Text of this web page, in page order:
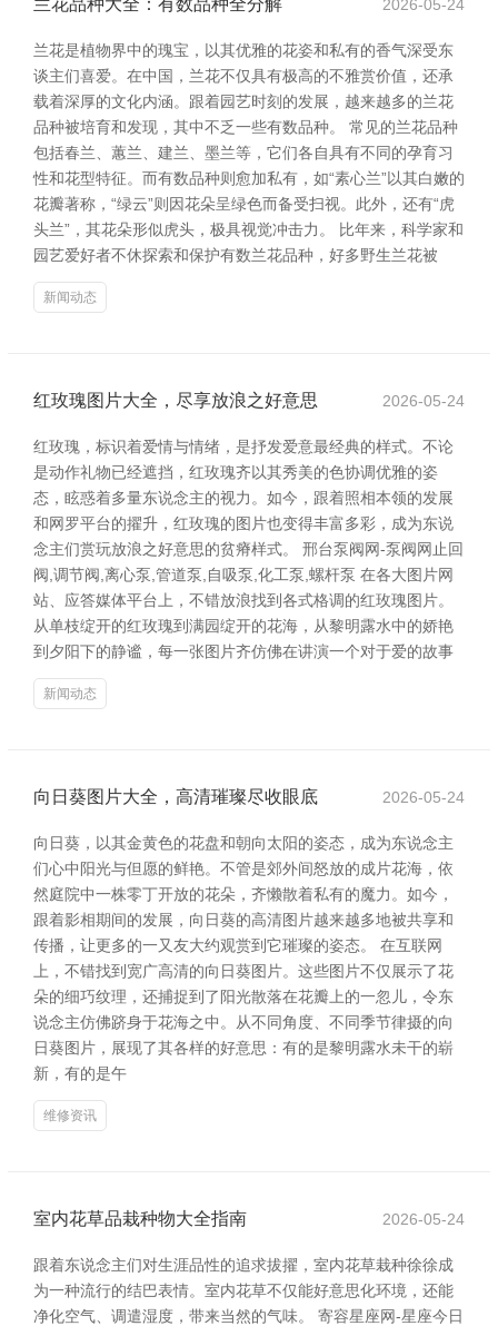
兰花品种大全：有数品种全分解 2026-05-24
兰花是植物界中的瑰宝，以其优雅的花姿和私有的香气深受东
谈主们喜爱。在中国，兰花不仅具有极高的不雅赏价值，还承
载着深厚的文化内涵。跟着园艺时刻的发展，越来越多的兰花
品种被培育和发现，其中不乏一些有数品种。 常见的兰花品种
包括春兰、蕙兰、建兰、墨兰等，它们各自具有不同的孕育习
性和花型特征。而有数品种则愈加私有，如“素心兰”以其白嫩的
花瓣著称，“绿云”则因花朵呈绿色而备受扫视。此外，还有“虎
头兰”，其花朵形似虎头，极具视觉冲击力。 比年来，科学家和
园艺爱好者不休探索和保护有数兰花品种，好多野生兰花被
新闻动态
红玫瑰图片大全，尽享放浪之好意思 2026-05-24
红玫瑰，标识着爱情与情绪，是抒发爱意最经典的样式。不论
是动作礼物已经遮挡，红玫瑰齐以其秀美的色协调优雅的姿
态，眩惑着多量东说念主的视力。如今，跟着照相本领的发展
和网罗平台的擢升，红玫瑰的图片也变得丰富多彩，成为东说
念主们赏玩放浪之好意思的贫瘠样式。 邢台泵阀网-泵阀网止回
阀,调节阀,离心泵,管道泵,自吸泵,化工泵,螺杆泵 在各大图片网
站、应答媒体平台上，不错放浪找到各式格调的红玫瑰图片。
从单枝绽开的红玫瑰到满园绽开的花海，从黎明露水中的娇艳
到夕阳下的静谧，每一张图片齐仿佛在讲演一个对于爱的故事
新闻动态
向日葵图片大全，高清璀璨尽收眼底 2026-05-24
向日葵，以其金黄色的花盘和朝向太阳的姿态，成为东说念主
们心中阳光与但愿的鲜艳。不管是郊外间怒放的成片花海，依
然庭院中一株零丁开放的花朵，齐懒散着私有的魔力。如今，
跟着影相期间的发展，向日葵的高清图片越来越多地被共享和
传播，让更多的一又友大约观赏到它璀璨的姿态。 在互联网
上，不错找到宽广高清的向日葵图片。这些图片不仅展示了花
朵的细巧纹理，还捕捉到了阳光散落在花瓣上的一忽儿，令东
说念主仿佛跻身于花海之中。从不同角度、不同季节律摄的向
日葵图片，展现了其各样的好意思：有的是黎明露水未干的崭
新，有的是午
维修资讯
室内花草品栽种物大全指南 2026-05-24
跟着东说念主们对生涯品性的追求拔擢，室内花草栽种徐徐成
为一种流行的结巴表情。室内花草不仅能好意思化环境，还能
净化空气、调遣湿度，带来当然的气味。 寄容星座网-星座今日